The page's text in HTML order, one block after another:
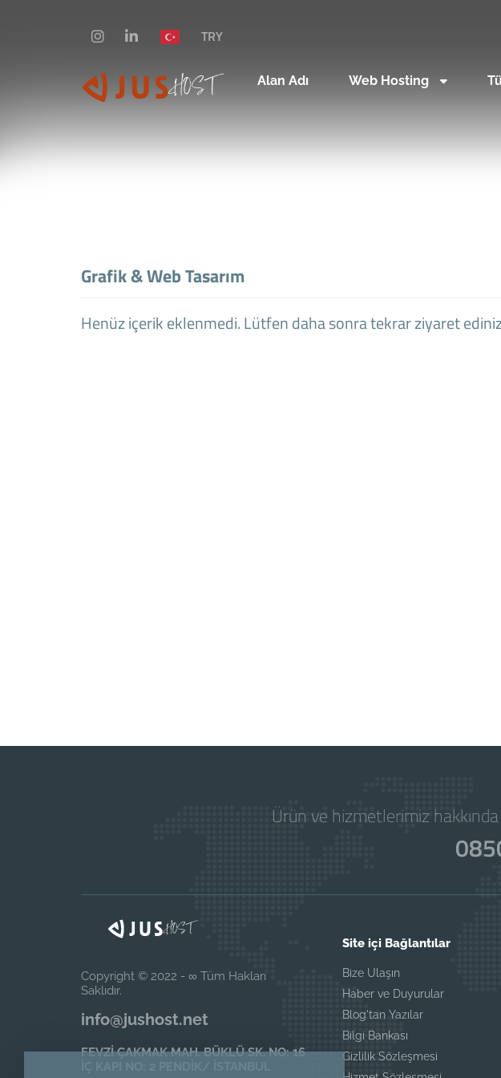
TRY
Alan Adı Web Hosting
Grafik & Web Tasarım
Henüz içerik eklenmedi. Lütfen daha sonra tekrar ziyaret
Ürün ve hizmetlerimiz
Copyright © 2022 - ∞ Tüm Hakları
Saklıdır.
info@jushost.net
FEVZİ ÇAKMAK MAH. BÜKLÜ SK. NO: 16
Site içi Bağlantılar
Bize Ulaşın
Haber ve Duyurular
Blog'tan Yazılar
Bilgi Bankası
Gizlilik Sözleşmesi